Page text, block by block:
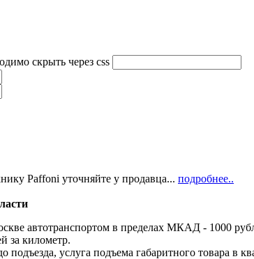
скрыть через css
Paffoni уточняйте у продавца... подробнее..
автотранспортом в пределах МКАД - 1000
за километр.
подъезда, услуга подъема габаритного товара в